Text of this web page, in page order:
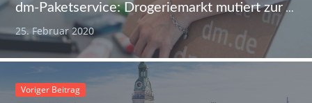
dm-Paketservice: Drogeriemarkt mutiert zur Annahmestelle für Online-Einkäufe
25. Februar 2020
Voriger Beitrag